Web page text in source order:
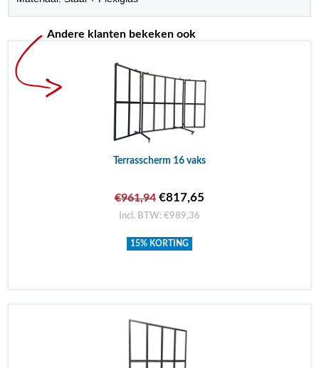
Andere klanten bekeken ook
Terrasscherm 16 vaks
€961,94 €817,65
Incl. BTW: €989,36
15% KORTING